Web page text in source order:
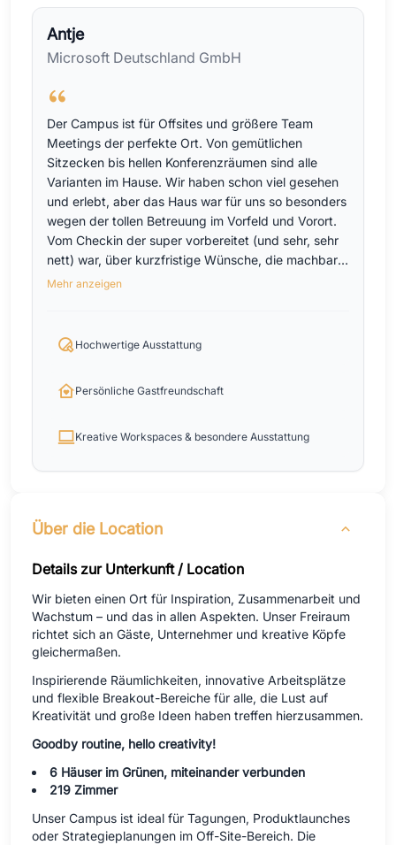
Antje
Microsoft Deutschland GmbH
Der Campus ist für Offsites und größere Team
Meetings der perfekte Ort. Von gemütlichen
Sitzecken bis hellen Konferenzräumen sind alle
Varianten im Hause. Wir haben schon viel gesehen
und erlebt, aber das Haus war für uns so besonders
wegen der tollen Betreuung im Vorfeld und Vorort.
Vom Checkin der super vorbereitet (und sehr, sehr
nett) war, über kurzfristige Wünsche, die machbar
gemacht wurden und völliger Unkompliziertheit
Mehr anzeigen
Hochwertige Ausstattung
Persönliche Gastfreundschaft
Kreative Workspaces & besondere Ausstattung
Über die Location
Details zur Unterkunft / Location
Wir bieten einen Ort für Inspiration, Zusammenarbeit und
Wachstum – und das in allen Aspekten. Unser Freiraum
richtet sich an Gäste, Unternehmer und kreative Köpfe
gleichermaßen.
Inspirierende Räumlichkeiten, innovative Arbeitsplätze
und flexible Breakout-Bereiche für alle, die Lust auf
Kreativität und große Ideen haben treffen hierzusammen.
Goodby routine, hello creativity!
6 Häuser im Grünen, miteinander verbunden
219 Zimmer
Unser Campus ist ideal für Tagungen, Produktlaunches
oder Strategieplanungen im Off-Site-Bereich. Die